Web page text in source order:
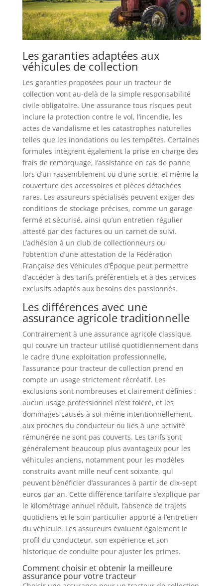
Les garanties adaptées aux
véhicules de collection
Les garanties proposées pour un tracteur de
collection vont au-delà de la simple responsabilité
civile obligatoire. Une assurance tous risques peut
inclure la protection contre le vol, l’incendie, les
actes de vandalisme et les catastrophes naturelles
telles que les inondations ou les tempêtes. Certaines
formules intègrent également la prise en charge des
frais de remorquage, l’assistance en cas de panne
lors d’un rassemblement ou d’une sortie, et même la
couverture des accessoires et pièces détachées
rares. Les assureurs spécialisés peuvent exiger des
conditions de stockage précises, comme un garage
fermé et sécurisé, ainsi qu’un entretien régulier
attesté par des factures ou un carnet de suivi.
L’adhésion à un club de collectionneurs ou
l’obtention d’une attestation de la Fédération
Française des Véhicules d’Époque peut permettre
d’accéder à des tarifs préférentiels et à des services
exclusifs adaptés aux besoins des passionnés.
Les différences avec une
assurance agricole traditionnelle
Contrairement à une assurance agricole classique,
qui couvre un tracteur utilisé quotidiennement dans
le cadre d’une exploitation professionnelle,
l’assurance pour tracteur de collection prend en
compte un usage strictement récréatif. Les
exclusions sont nombreuses et clairement définies :
aucun usage professionnel n’est toléré, et les
dommages causés à soi-même intentionnellement,
aux proches du conducteur ou liés à une activité
rémunérée ne sont pas couverts. Les tarifs sont
généralement beaucoup plus avantageux pour les
véhicules anciens, notamment pour les modèles
construits avant mille neuf cent soixante, qui
peuvent bénéficier d’assurances à partir de dix-sept
euros par an. Cette différence tarifaire s’explique par
le kilométrage annuel réduit, l’absence de trajets
quotidiens et le soin particulier apporté à l’entretien
du véhicule. Les assureurs évaluent également le
profil du conducteur, son expérience et son
historique de conduite pour ajuster les primes.
Comment choisir et obtenir la meilleure
assurance pour votre tracteur